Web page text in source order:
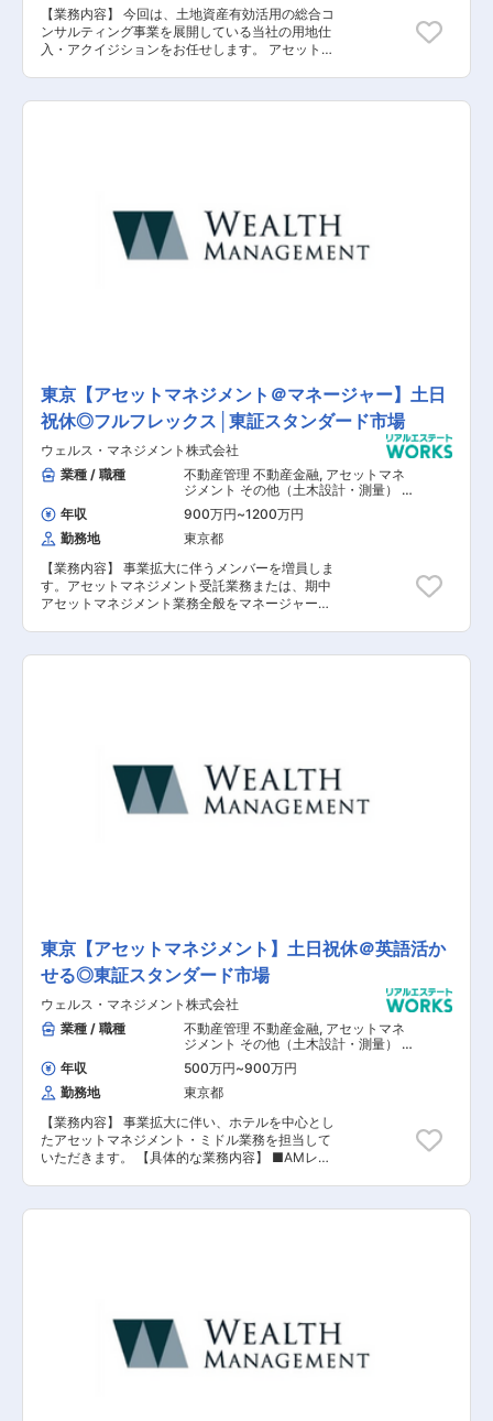
【業務内容】 今回は、土地資産有効活用の総合コ
ンサルティング事業を展開している当社の用地仕
入・アクイジションをお任せします。 アセットマ
用賃貸マンション用地の仕入れ業務を中心に行っ
ィング戦略の実行 ■1棟マンションの売却 【担当
者コメント】 新しい組織であるため、これまでの
経験を活かして幅広い業務に携わることができる
環境です。 また、個人で成果を挙げるというより
東京【アセットマネジメント＠マネージャー】土日
祝休◎フルフレックス│東証スタンダード市場
ウェルス・マネジメント株式会社
業種 / 職種
不動産管理 不動産金融, アセットマネ
ジメント その他（土木設計・測量） そ
の他（建築設計・積算）
年収 900万円~1200万円
勤務地
東京都
【業務内容】 事業拡大に伴うメンバーを増員しま
す。アセットマネジメント受託業務または、期中
アセットマネジメント業務全般をマネージャーと
産バリュエーション ■ファンド組成・ストラクチ
との協議、資本的支出など） ■ディスポジション
■AMレポート作成 ■投資家、レンダーへの報告
及び調整 ■信託銀行、PM会社、会計事務委託会
社への指示 ■その他上記に付帯する業務 ※１と２
スを核として事業を展開しているウェルス・マネ
ジメント株式会社（2022年4月東証スタンダード
市場上場）のグループ会社です。 少数精鋭のブテ
の主要メンバーは、過去4,000億円の不動産及び
債権案件に関わることで、不動産投資マーケット
において実績を積み、アセットマネジメント業務
の領域でも我が国の不動産金融市場の黎明期から
多数のファンドを組成してきました。 お客様のご
期待にお応えするサービスの提供を可能にするた
め、同社は広範囲かつ細やかなネットワークを構
築しています。 【同社の魅力】 全社員の顔が見
えやすく、風通しの良い社風です。また有給以外
にも5日連続で取得できるリフレッシュ休暇やコ
アタイム無しのフル・フレックスなので、ご自身
東京【アセットマネジメント】土日祝休＠英語活か
せる◎東証スタンダード市場
ウェルス・マネジメント株式会社
業種 / 職種
不動産管理 不動産金融, アセットマネ
ジメント その他（土木設計・測量） そ
の他（建築設計・積算）
年収 500万円~900万円
勤務地
東京都
【業務内容】 事業拡大に伴い、ホテルを中心とし
たアセットマネジメント・ミドル業務を担当して
いただきます。 【具体的な業務内容】 ■AMレポ
社、会計事務委託会社への指示、指図書の作成 ■
ジメントビジネスを核として事業を展開している
ウェルス・マネジメント株式会社（2022年4月東
証スタンダード市場上場）のグループ会社です。
少数精鋭のブティック型資産運用会社であること